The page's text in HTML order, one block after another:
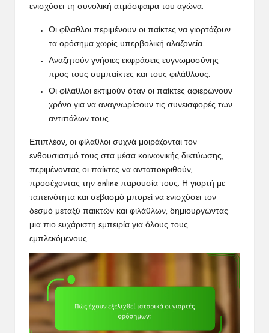
ενισχύσει τη συνολική ατμόσφαιρα του αγώνα.
Οι φίλαθλοι περιμένουν οι παίκτες να γιορτάζουν
τα ορόσημα χωρίς υπερβολική αλαζονεία.
Αναζητούν γνήσιες εκφράσεις ευγνωμοσύνης
προς τους συμπαίκτες και τους φιλάθλους.
Οι φίλαθλοι εκτιμούν όταν οι παίκτες αφιερώνουν
χρόνο για να αναγνωρίσουν τις συνεισφορές των
αντιπάλων τους.
Επιπλέον, οι φίλαθλοι συχνά μοιράζονται τον
ενθουσιασμό τους στα μέσα κοινωνικής δικτύωσης,
περιμένοντας οι παίκτες να ανταποκριθούν,
προσέχοντας την online παρουσία τους. Η γιορτή με
ταπεινότητα και σεβασμό μπορεί να ενισχύσει τον
δεσμό μεταξύ παικτών και φιλάθλων, δημιουργώντας
μια πιο ευχάριστη εμπειρία για όλους τους
εμπλεκόμενους.